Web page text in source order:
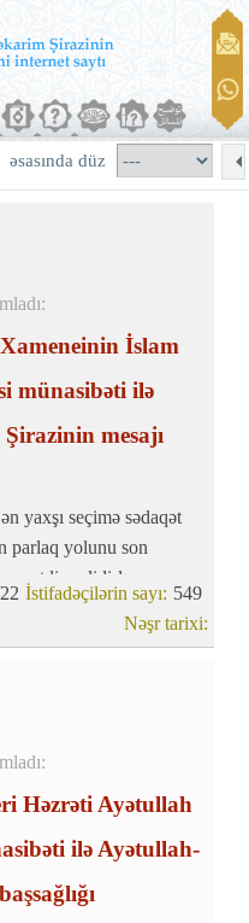
əsasında düz
İslam
münasibəti ilə
mesajı
yaxşı seçimə sədaqət
parlaq yolunu son
etdirməlidirlər.
549
İstifadəçilərin sayı:
Nəşr tarixi:
Həzrəti Ayətullah
ilə Ayətullah-